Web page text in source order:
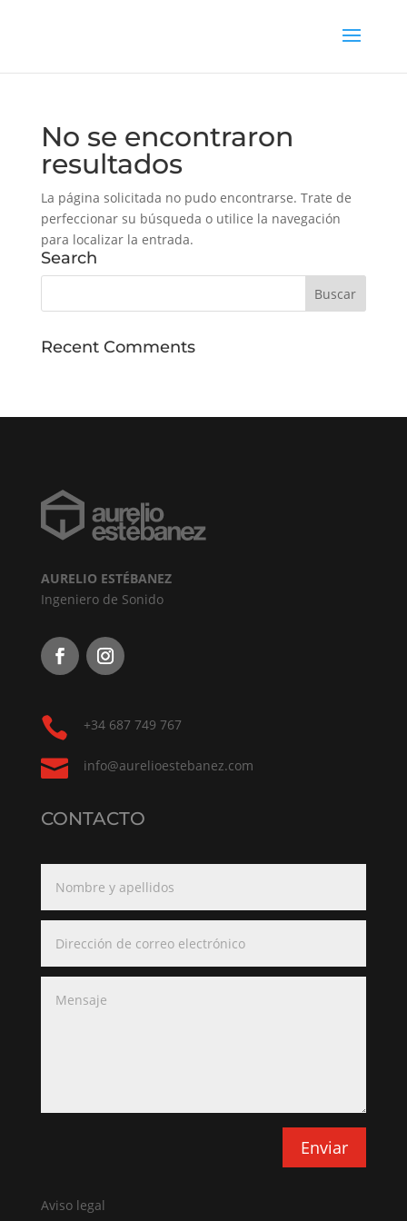
No se encontraron
resultados
La página solicitada no pudo encontrarse. Trate de
perfeccionar su búsqueda o utilice la navegación
para localizar la entrada.
Search
Recent Comments
AURELIO ESTÉBANEZ
Ingeniero de Sonido
 +34 687 749 767
 info@aurelioestebanez.com
CONTACTO
Enviar
Aviso legal